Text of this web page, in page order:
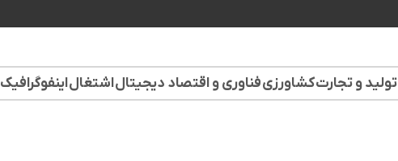
تولید و تجارتکشاورزیفناوری و اقتصاد دیجیتالاشتغالاینفوگرافیک